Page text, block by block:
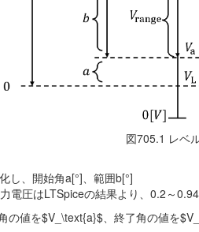
図705.1 レベ
し、開始角a[°]、範囲b[°]
電圧はLTSpiceの結果より、0.2～
の値を$V_\text{a}$、終了角の値を